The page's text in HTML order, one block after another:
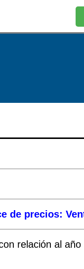
de precios:
relación al